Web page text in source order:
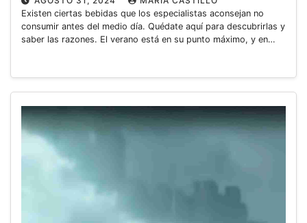
Existen ciertas bebidas que los especialistas aconsejan no
consumir antes del medio día. Quédate aquí para descubrirlas y
saber las razones. El verano está en su punto máximo, y en…